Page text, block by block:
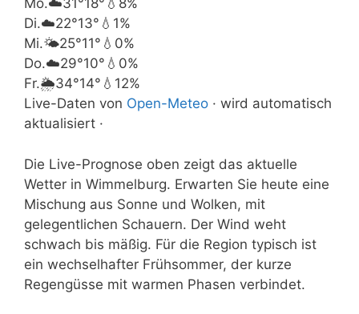
Mo.☁️31°18° 💧8%
Di.☁️22°13° 💧1%
Mi.🌤️25°11° 💧0%
Do.☁️29°10° 💧0%
Fr.🌦️34°14° 💧12%
Live-Daten von Open-Meteo · wird automatisch
aktualisiert ·
Die Live-Prognose oben zeigt das aktuelle
Wetter in Wimmelburg. Erwarten Sie heute eine
Mischung aus Sonne und Wolken, mit
gelegentlichen Schauern. Der Wind weht
schwach bis mäßig. Für die Region typisch ist
ein wechselhafter Frühsommer, der kurze
Regengüsse mit warmen Phasen verbindet.